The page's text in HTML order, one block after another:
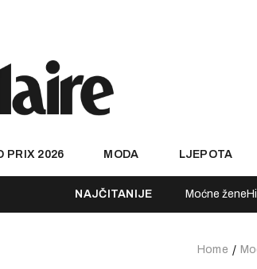
PRIX 2026 MODA LJEPOTA
NAJČITANIJE Moćne žene
Home